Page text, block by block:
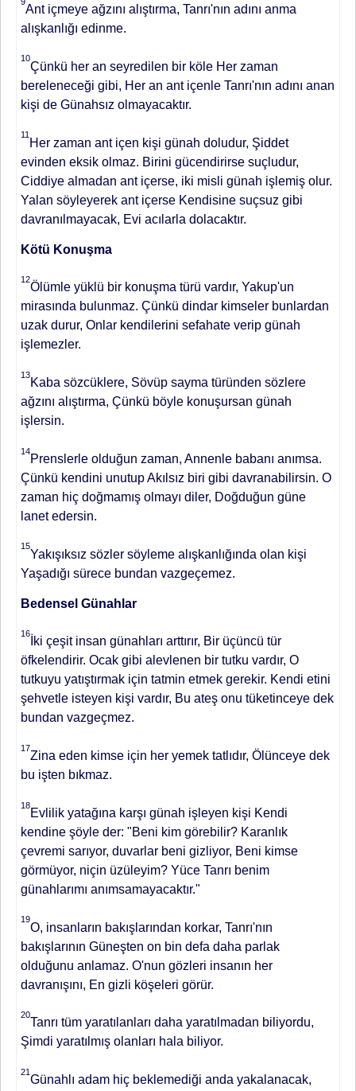
Ant içmeye ağzını alıştırma, Tanrı'nın adını anma
alışkanlığı edinme.
10
Çünkü her an seyredilen bir köle Her zaman
bereleneceği gibi, Her an ant içenle Tanrı'nın adını anan
kişi de Günahsız olmayacaktır.
11
Her zaman ant içen kişi günah doludur, Şiddet
evinden eksik olmaz. Birini gücendirirse suçludur,
Ciddiye almadan ant içerse, iki misli günah işlemiş olur.
Yalan söyleyerek ant içerse Kendisine suçsuz gibi
davranılmayacak, Evi acılarla dolacaktır.
Kötü Konuşma
12
Ölümle yüklü bir konuşma türü vardır, Yakup'un
mirasında bulunmaz. Çünkü dindar kimseler bunlardan
uzak durur, Onlar kendilerini sefahate verip günah
işlemezler.
13
Kaba sözcüklere, Sövüp sayma türünden sözlere
ağzını alıştırma, Çünkü böyle konuşursan günah
işlersin.
14
Prenslerle olduğun zaman, Annenle babanı anımsa.
Çünkü kendini unutup Akılsız biri gibi davranabilirsin. O
zaman hiç doğmamış olmayı diler, Doğduğun güne
lanet edersin.
15
Yakışıksız sözler söyleme alışkanlığında olan kişi
Yaşadığı sürece bundan vazgeçemez.
Bedensel Günahlar
16
İki çeşit insan günahları arttırır, Bir üçüncü tür
öfkelendirir. Ocak gibi alevlenen bir tutku vardır, O
tutkuyu yatıştırmak için tatmin etmek gerekir. Kendi etini
şehvetle isteyen kişi vardır, Bu ateş onu tüketinceye dek
bundan vazgeçmez.
17
Zina eden kimse için her yemek tatlıdır, Ölünceye dek
bu işten bıkmaz.
18
Evlilik yatağına karşı günah işleyen kişi Kendi
kendine şöyle der: "Beni kim görebilir? Karanlık
çevremi sarıyor, duvarlar beni gizliyor, Beni kimse
görmüyor, niçin üzüleyim? Yüce Tanrı benim
günahlarımı anımsamayacaktır."
19
O, insanların bakışlarından korkar, Tanrı'nın
bakışlarının Güneşten on bin defa daha parlak
olduğunu anlamaz. O'nun gözleri insanın her
davranışını, En gizli köşeleri görür.
20
Tanrı tüm yaratılanları daha yaratılmadan biliyordu,
Şimdi yaratılmış olanları hala biliyor.
21
Günahlı adam hiç beklemediği anda yakalanacak,